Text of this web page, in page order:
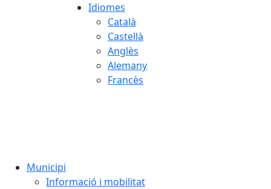
Idiomes
Català
Castellà
Anglès
Alemany
Francès
Municipi
Informació i mobilitat